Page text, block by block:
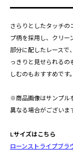
さらりとしたタッチの
プ柄を採用し、クリー
部分に配したレースで
っきりと見せられるの
しむのもおすすめです。
※商品画像はサンプル
異なる場合がございま
Lサイズはこちら
ローンストライプブラ